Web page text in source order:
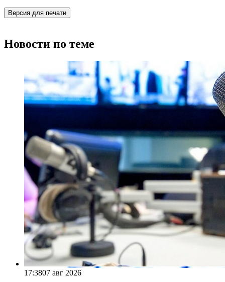
Версия для печати
Новости по теме
17:3807 авг 2026